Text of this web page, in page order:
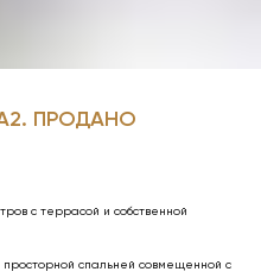
ПРОДАНО
с террасой и собственной
просторной спальней совмещенной с